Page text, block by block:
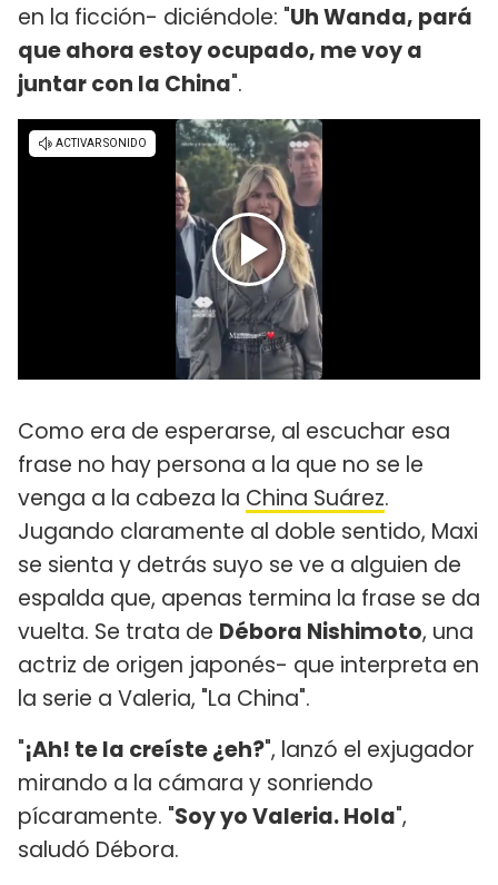
en la ficción- diciéndole: "Uh Wanda, pará
que ahora estoy ocupado, me voy a
juntar con la China".
Como era de esperarse, al escuchar esa
frase no hay persona a la que no se le
venga a la cabeza la China Suárez.
Jugando claramente al doble sentido, Maxi
se sienta y detrás suyo se ve a alguien de
espalda que, apenas termina la frase se da
vuelta. Se trata de Débora Nishimoto, una
actriz de origen japonés- que interpreta en
la serie a Valeria, "La China".
"¡Ah! te la creíste ¿eh?", lanzó el exjugador
mirando a la cámara y sonriendo
pícaramente. "Soy yo Valeria. Hola",
saludó Débora.